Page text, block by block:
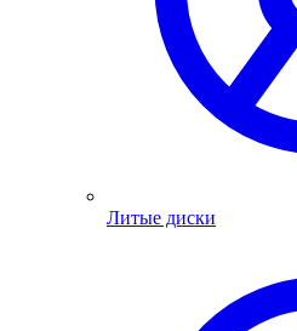
Литые диски